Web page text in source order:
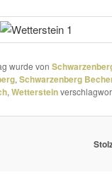
wurde von
, Schwarzenberg
, Wetterstein